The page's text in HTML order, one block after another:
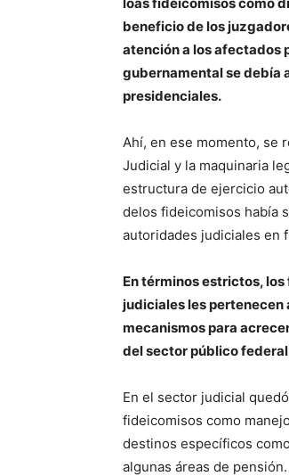
beneficio de los
atención a los afectados
gubernamental se debía
presidenciales.
Ahí, en ese momento, se
Judicial y la maquinaria
estructura de ejercicio
delos fideicomisos había
autoridades judiciales en
En términos estrictos,
judiciales les pertenecen
mecanismos para
del sector público
En el sector judicial
fideicomisos como
destinos específicos
algunas áreas de